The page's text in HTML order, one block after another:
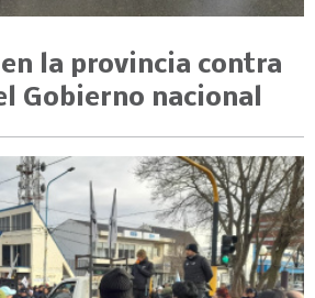
la provincia contra
Gobierno nacional